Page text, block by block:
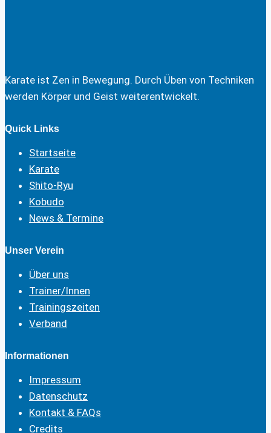
Karate ist Zen in Bewegung. Durch Üben von Techniken
werden Körper und Geist weiterentwickelt.
Quick Links
Startseite
Karate
Shito-Ryu
Kobudo
News & Termine
Unser Verein
Über uns
Trainer/Innen
Trainingszeiten
Verband
Informationen
Impressum
Datenschutz
Kontakt & FAQs
Credits